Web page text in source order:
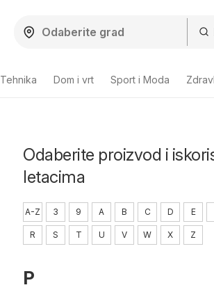
Tehnika Dom i vrt Sport i Moda
Odaberite proizvod i
letacima
A-Z 3 9 A B C D E
R S T U V W X Z
P